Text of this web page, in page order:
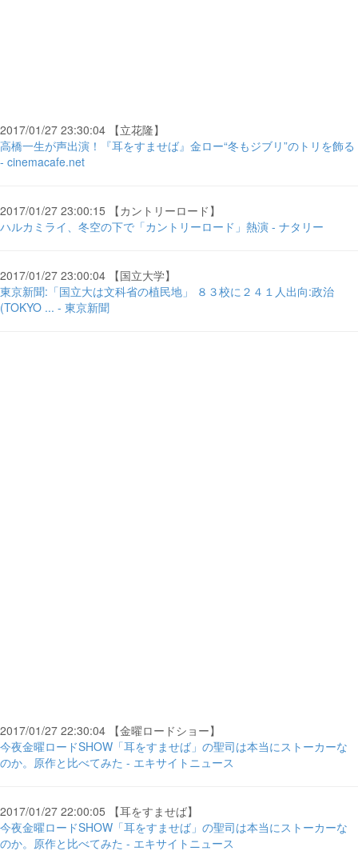
2017/01/27 23:30:04 【立花隆】
高橋一生が声出演！『耳をすませば』金ロー“冬もジブリ”のトリを飾る
- cinemacafe.net
2017/01/27 23:00:15 【カントリーロード】
ハルカミライ、冬空の下で「カントリーロード」熱演 - ナタリー
2017/01/27 23:00:04 【国立大学】
東京新聞:「国立大は文科省の植民地」 ８３校に２４１人出向:政治
(TOKYO ... - 東京新聞
2017/01/27 22:30:04 【金曜ロードショー】
今夜金曜ロードSHOW「耳をすませば」の聖司は本当にストーカーな
のか。原作と比べてみた - エキサイトニュース
2017/01/27 22:00:05 【耳をすませば】
今夜金曜ロードSHOW「耳をすませば」の聖司は本当にストーカーな
のか。原作と比べてみた - エキサイトニュース